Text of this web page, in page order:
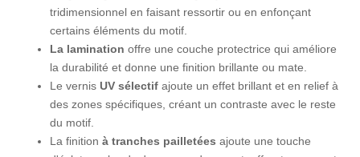
tridimensionnel en faisant ressortir ou en enfonçant
certains éléments du motif.
La lamination offre une couche protectrice qui améliore
la durabilité et donne une finition brillante ou mate.
Le vernis UV sélectifajoute un effet brillant et en relief à
des zones spécifiques, créant un contraste avec le reste
du motif.
La finition à tranches pailletées ajoute une touche